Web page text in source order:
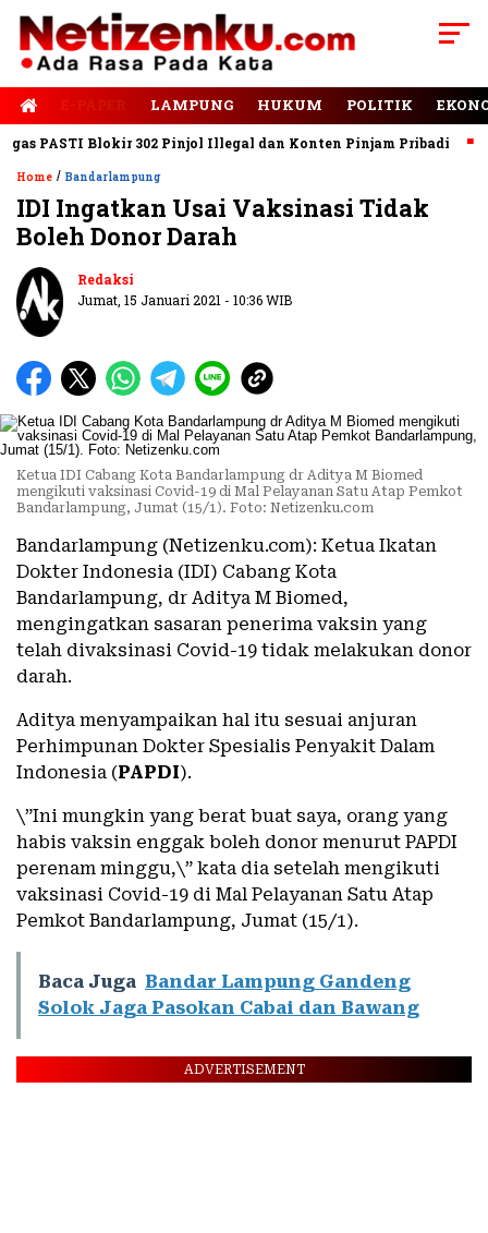
LAMPUNG HUKUM POLITIK
PASTI Blokir 302 Pinjol Illegal dan Konten Pinjam Pribadi
Home / Bandarlampung
IDI Ingatkan Usai Vaksinasi Tidak
Boleh Donor Darah
Redaksi
Jumat, 15 Januari 2021 - 10:36 WIB
Ketua IDI Cabang Kota Bandarlampung dr Aditya M Biomed
mengikuti vaksinasi Covid-19 di Mal Pelayanan Satu Atap Pemkot
Bandarlampung, Jumat (15/1). Foto: Netizenku.com
Bandarlampung (Netizenku.com): Ketua Ikatan
Dokter Indonesia (IDI) Cabang Kota
Bandarlampung, dr Aditya M Biomed,
mengingatkan sasaran penerima vaksin yang
telah divaksinasi Covid-19 tidak melakukan donor
darah.
Aditya menyampaikan hal itu sesuai anjuran
Perhimpunan Dokter Spesialis Penyakit Dalam
Indonesia (PAPDI).
\”Ini mungkin yang berat buat saya, orang yang
habis vaksin enggak boleh donor menurut PAPDI
perenam minggu,\” kata dia setelah mengikuti
vaksinasi Covid-19 di Mal Pelayanan Satu Atap
Pemkot Bandarlampung, Jumat (15/1).
Baca Juga Bandar Lampung Gandeng
Solok Jaga Pasokan Cabai dan Bawang
ADVERTISEMENT